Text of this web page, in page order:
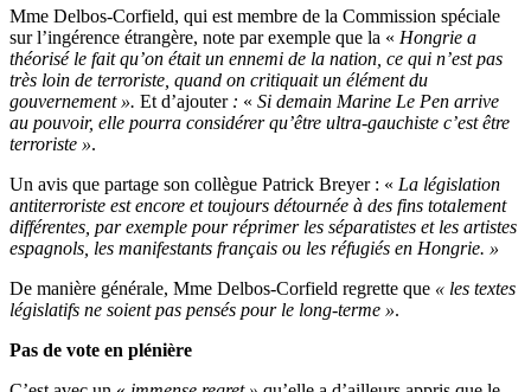
Mme Delbos-Corfield, qui est membre de la Commission spéciale
sur l’ingérence étrangère, note par exemple que la « Hongrie a
théorisé le fait qu’on était un ennemi de la nation, ce qui n’est pas
très loin de terroriste, quand on critiquait un élément du
gouvernement ». Et d’ajouter: « Si demain Marine Le Pen arrive
au pouvoir, elle pourra considérer qu’être ultra-gauchiste c’est être
terroriste ».
Un avis que partage son collègue Patrick Breyer : « La législation
antiterroriste est encore et toujours détournée à des fins totalement
différentes, par exemple pour réprimer les séparatistes et les artistes
espagnols, les manifestants français ou les réfugiés en Hongrie. »
De manière générale, Mme Delbos-Corfield regrette que « les textes
législatifs ne soient pas pensés pour le long-terme ».
Pas de vote en plénière